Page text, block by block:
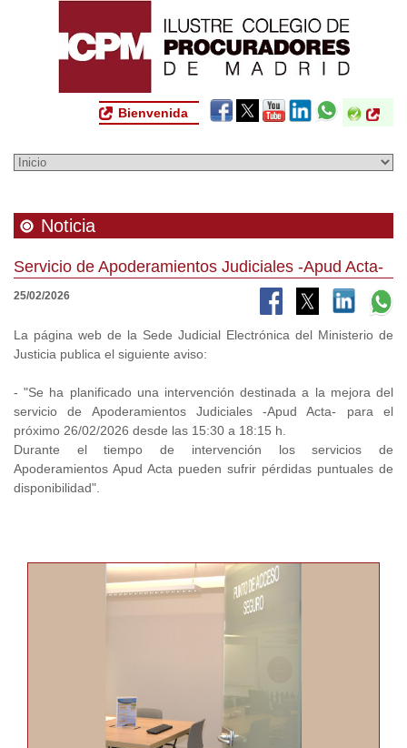
Bienvenida
Noticia
Servicio de Apoderamientos Judiciales -Apud Acta-
25/02/2026
La página web de la Sede Judicial Electrónica del Ministerio de
Justicia publica el siguiente aviso:
- "Se ha planificado una intervención destinada a la mejora del
servicio de Apoderamientos Judiciales -Apud Acta- para el
próximo 26/02/2026 desde las 15:30 a 18:15 h.
Durante el tiempo de intervención los servicios de
Apoderamientos Apud Acta pueden sufrir pérdidas puntuales de
disponibilidad".